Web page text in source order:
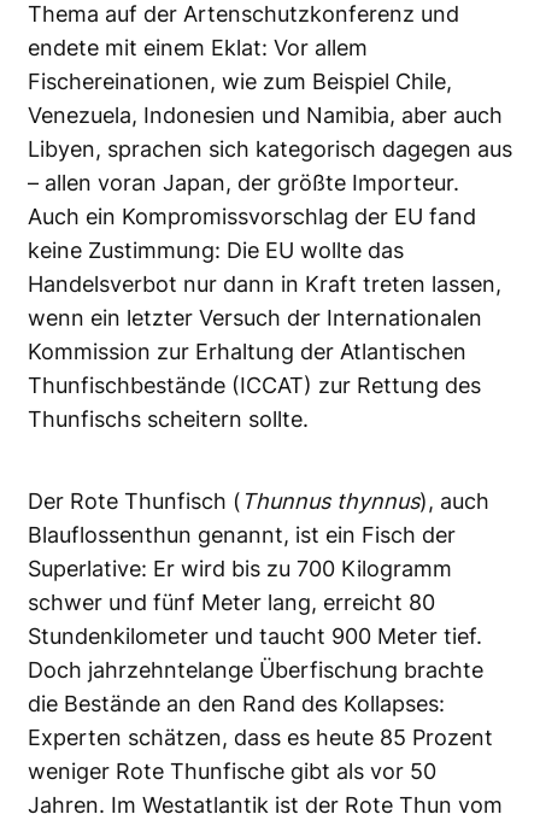
Thema auf der Artenschutzkonferenz und
endete mit einem Eklat: Vor allem
Fischereinationen, wie zum Beispiel Chile,
Venezuela, Indonesien und Namibia, aber auch
Libyen, sprachen sich kategorisch dagegen aus
– allen voran Japan, der größte Importeur.
Auch ein Kompromissvorschlag der EU fand
keine Zustimmung: Die EU wollte das
Handelsverbot nur dann in Kraft treten lassen,
wenn ein letzter Versuch der Internationalen
Kommission zur Erhaltung der Atlantischen
Thunfischbestände (ICCAT) zur Rettung des
Thunfischs scheitern sollte.
Der Rote Thunfisch ( Thunnus thynnus), auch
Blauflossenthun genannt, ist ein Fisch der
Superlative: Er wird bis zu 700 Kilogramm
schwer und fünf Meter lang, erreicht 80
Stundenkilometer und taucht 900 Meter tief.
Doch jahrzehntelange Überfischung brachte
die Bestände an den Rand des Kollapses:
Experten schätzen, dass es heute 85 Prozent
weniger Rote Thunfische gibt als vor 50
Jahren. Im Westatlantik ist der Rote Thun vom